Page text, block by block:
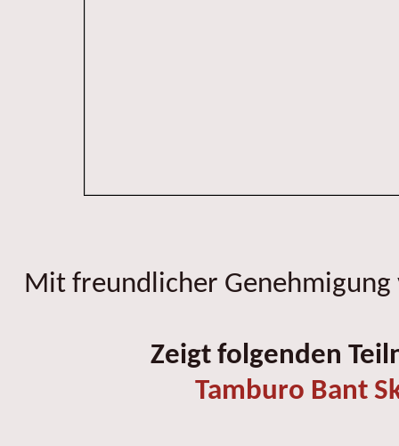
Mit freundlicher
Zeigt folgenden
Tamburo Bant